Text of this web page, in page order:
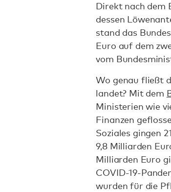
Direkt nach dem
dessen
stand das
Euro auf dem
vom
Wo genau fließt
landet? Mit dem
Ministerien wie
Finanzen
Soziales gingen
9,8 Milliarden
Milliarden Euro
COVID-19-
wurden für die